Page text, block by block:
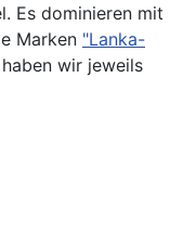
Es dominieren mit
Marken "Lanka-
wir jeweils